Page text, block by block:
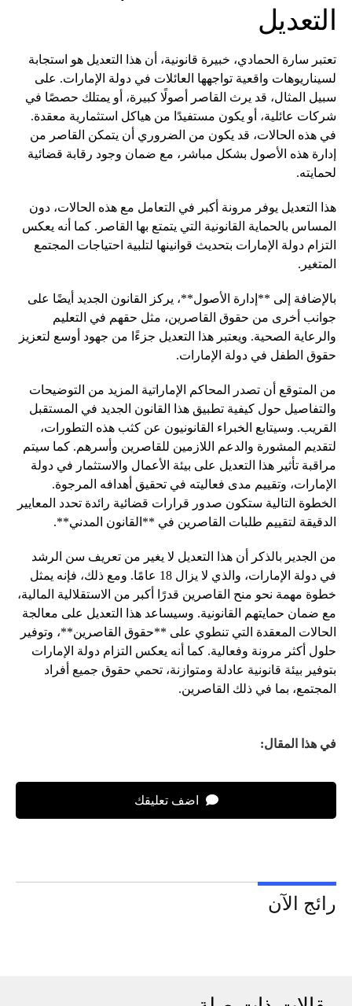
التعديل
تعتبر سارة الحمادي، خبيرة قانونية، أن هذا التعديل هو استجابة
لسيناريوهات واقعية تواجهها العائلات في دولة الإمارات. على
سبيل المثال، قد يرث القاصر أصولًا كبيرة، أو يمتلك حصصًا في
شركات عائلية، أو يكون مستفيدًا من هياكل استثمارية معقدة.
في هذه الحالات، قد يكون من الضروري أن يتمكن القاصر من
إدارة هذه الأصول بشكل مباشر، مع ضمان وجود رقابة قضائية
لحمايته.
هذا التعديل يوفر مرونة أكبر في التعامل مع هذه الحالات، دون
المساس بالحماية القانونية التي يتمتع بها القاصر. كما أنه يعكس
التزام دولة الإمارات بتحديث قوانينها لتلبية احتياجات المجتمع
المتغير.
بالإضافة إلى **إدارة الأصول**، يركز القانون الجديد أيضًا على
جوانب أخرى من حقوق القاصرين، مثل حقهم في التعليم
والرعاية الصحية. ويعتبر هذا التعديل جزءًا من جهود أوسع لتعزيز
حقوق الطفل في دولة الإمارات.
من المتوقع أن تصدر المحاكم الإماراتية المزيد من التوضيحات
والتفاصيل حول كيفية تطبيق هذا القانون الجديد في المستقبل
القريب. وسيتابع الخبراء القانونيون عن كثب هذه التطورات،
لتقديم المشورة والدعم اللازمين للقاصرين وأسرهم. كما سيتم
مراقبة تأثير هذا التعديل على بيئة الأعمال والاستثمار في دولة
الإمارات، وتقييم مدى فعاليته في تحقيق أهدافه المرجوة.
الخطوة التالية ستكون صدور قرارات قضائية رائدة تحدد المعايير
الدقيقة لتقييم طلبات القاصرين في **القانون المدني**.
من الجدير بالذكر أن هذا التعديل لا يغير من تعريف سن الرشد
في دولة الإمارات، والذي لا يزال 18 عامًا. ومع ذلك، فإنه يمثل
خطوة مهمة نحو منح القاصرين قدرًا أكبر من الاستقلالية المالية،
مع ضمان حمايتهم القانونية. وسيساعد هذا التعديل على معالجة
الحالات المعقدة التي تنطوي على **حقوق القاصرين**، وتوفير
حلول أكثر مرونة وفعالية. كما أنه يعكس التزام دولة الإمارات
بتوفير بيئة قانونية عادلة ومتوازنة، تحمي حقوق جميع أفراد
المجتمع، بما في ذلك القاصرين.
في هذا المقال:
اضف تعليقك
رائج الآن